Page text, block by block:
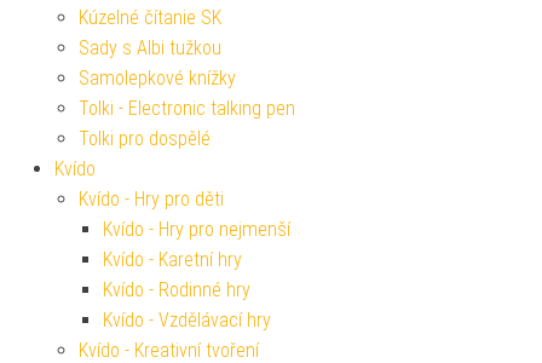
Kúzelné čítanie SK
Sady s Albi tužkou
Samolepkové knížky
Tolki - Electronic talking pen
Tolki pro dospělé
Kvído
Kvído - Hry pro děti
Kvído - Hry pro nejmenší
Kvído - Karetní hry
Kvído - Rodinné hry
Kvído - Vzdělávací hry
Kvído - Kreativní tvoření